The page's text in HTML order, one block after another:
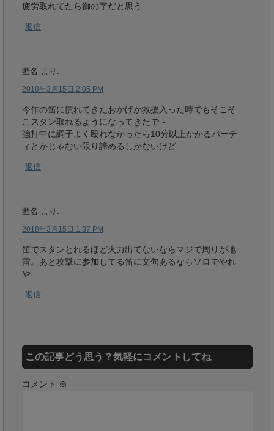
疲労取れてたら御の字だと思う
返信
匿名 より:
2018年3月15日 2:05 PM
今作の笛に慣れてきたおかげか救援入った時でもそこそ
こスタン取れるようになってきたで～
強打中に調子よく殴れなかったら10分以上かかるパーテ
ィとかじゃない限り諦めるしかないけど
返信
匿名 より:
2018年3月15日 1:37 PM
笛でスタンとれるほど火力出てないならマジで周りが地
雷。あと攻撃に参加してる笛に文句あるならソロでやれ
や
返信
この記事どう思う？気軽にコメントしてね
コメント ※